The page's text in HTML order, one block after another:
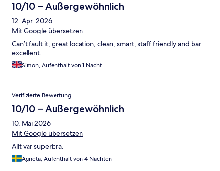
10/10 – Außergewöhnlich
12. Apr. 2026
Mit Google übersetzen
Can’t fault it, great location, clean, smart, staff friendly and bar
excellent.
Simon, Aufenthalt von 1 Nacht
Verifizierte Bewertung
10/10 – Außergewöhnlich
10. Mai 2026
Mit Google übersetzen
Allt var superbra.
Agneta, Aufenthalt von 4 Nächten